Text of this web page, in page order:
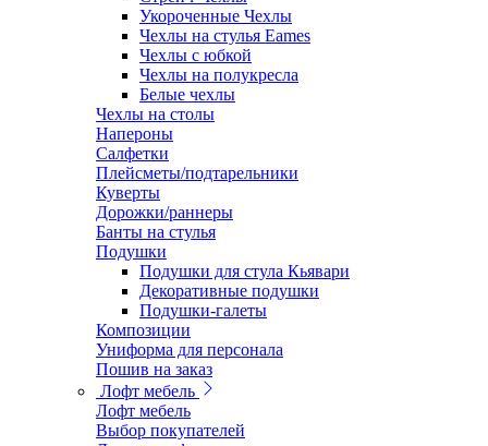
Укороченные Чехлы
Чехлы на стулья Eames
Чехлы с юбкой
Чехлы на полукресла
Белые чехлы
Чехлы на столы
Напероны
Салфетки
Плейсметы/подтарельники
Куверты
Дорожки/раннеры
Банты на стулья
Подушки
Подушки для стула Кьявари
Декоративные подушки
Подушки-галеты
Композиции
Униформа для персонала
Пошив на заказ
Лофт мебель
Лофт мебель
Выбор покупателей